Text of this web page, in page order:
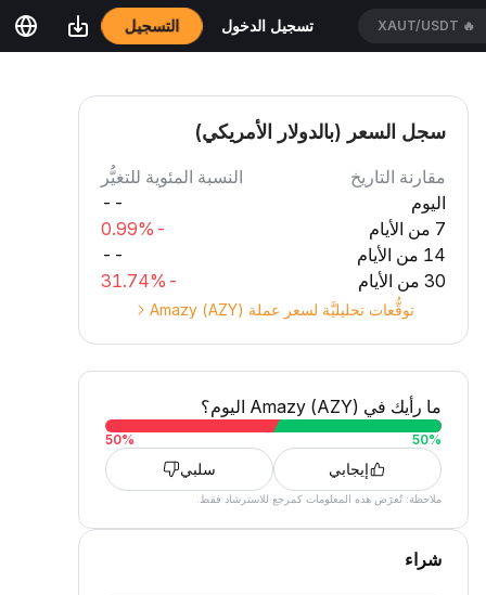
🔥
XAUT/USDT تسجيل الدخول التسجيل
سجل السعر (بالدولار الأمريكي)
مقارنة التاريخ
النسبة المئوية للتغيُّر
اليوم
--
7 من الأيام
-0.99%
14 من الأيام
--
30 من الأيام
-31.74%
توقُّعات تحليليَّة لسعر عملة Amazy (AZY)
ما رأيك في Amazy (AZY) اليوم؟
50%
50%
إيجابي سلبي
ملاحظة: تُعرَض هذه المعلومات كمرجع للاسترشاد فقط.
شراء